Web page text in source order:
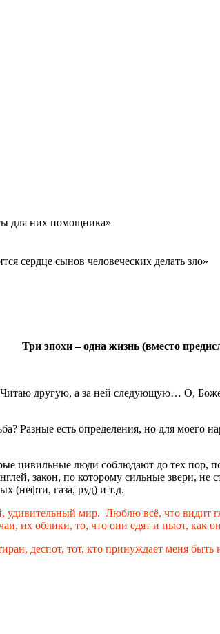
для них помощника»
сердце сынов человеческих делать зло»
Три эпохи – одна жизнь (вместо
другую, а за ней следующую… О,
Разные есть определения, но для моего
цивильные люди соблюдают до тех пор,
закон, по которому сильные звери,
(нефти, газа, руд) и т.д.
удивительный мир. Люблю всё, что видит
облики, то, что они едят и пьют, как
деспот, тот, кто принуждает меня быть